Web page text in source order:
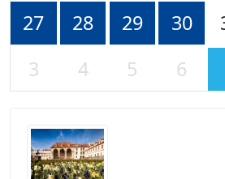
27
28 29 30
3
4 5 6